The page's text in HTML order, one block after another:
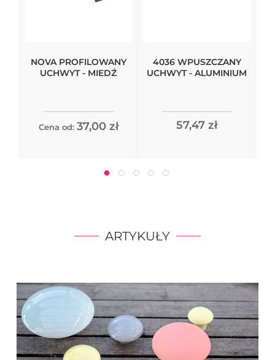
NOVA PROFILOWANY
UCHWYT - MIEDŹ
Cena od: 37,00 zł
4036 WPUSZCZANY
UCHWYT - ALUMINIUM
57,47 zł
ARTYKUŁY